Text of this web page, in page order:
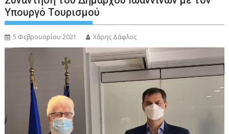
Υπουργό Τουρισμού
5 Φεβρουαρίου 2021 Χάρης Δάφλος